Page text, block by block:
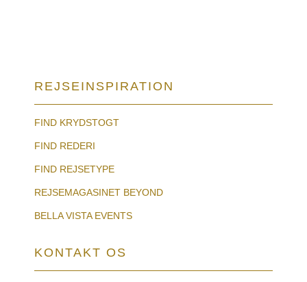
REJSEINSPIRATION
FIND KRYDSTOGT
FIND REDERI
FIND REJSETYPE
REJSEMAGASINET BEYOND
BELLA VISTA EVENTS
KONTAKT OS